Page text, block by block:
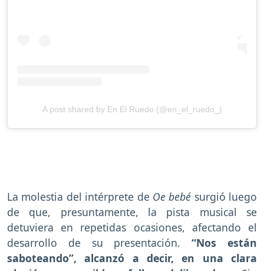
A post shared by En El Ruedo (@en_el_ruedo_)
La molestia del intérprete de Oe bebé surgió luego
de que, presuntamente, la pista musical se
detuviera en repetidas ocasiones, afectando el
desarrollo de su presentación. “Nos están
saboteando”, alcanzó a decir, en una clara